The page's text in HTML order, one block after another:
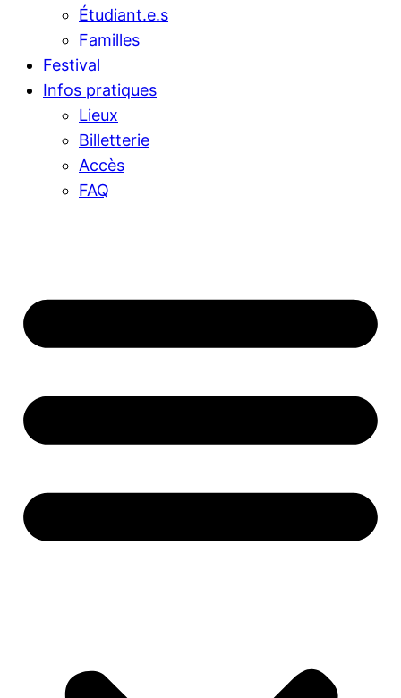
Étudiant.e.s
Familles
Festival
Infos pratiques
Lieux
Billetterie
Accès
FAQ